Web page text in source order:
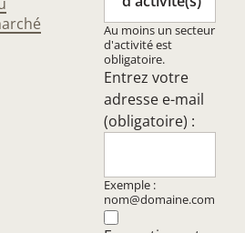
Au moins un secteur
d'activité est
obligatoire.
Entrez votre
adresse e-mail
(obligatoire) :
Exemple :
nom@domaine.com